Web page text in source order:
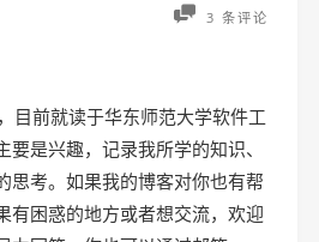
3 条评论
目前就读于华东师范大学软件工
是兴趣，记录我所学的知识、
思考。如果我的博客对你也有帮
有困惑的地方或者想交流，欢迎